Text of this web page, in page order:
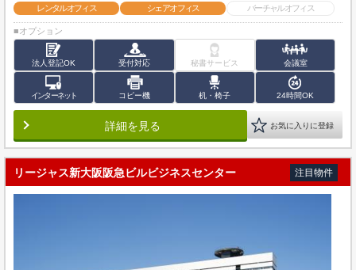
レンタルオフィス
シェアオフィス バーチャルオフィス
■オプション
法人登記OK 受付対応 秘書サービス 会議室
インターネット コピー機 机・椅子 24時間OK
詳細を見る お気に入りに登録
リージャス新大阪阪急ビルビジネスセンター 注目物件